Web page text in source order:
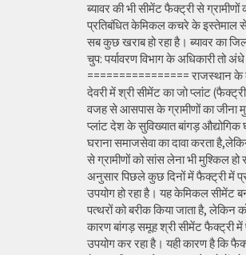
ब्यावर की भी सीमेंट फैक्ट्री से
प्रतिबंधित केमिकल कचरे के इस्तेमाल से
सब कुछ खराब हो रहा है। ब्यावर का
चुप: पर्यावरण विभाग के अधिकारी तो
================ राजस्थान के
देवरी में श्री सीमेंट का जो प्लांट
वजह से आसपास के ग्रामीणों का जीना
प्लांट देश के सुविख्यात बांगड़ औद्योगिक
घराना समाजसेवा का दावा करता
से ग्रामीणों को सांस लेना भी मुश्किल हो
अनुसार पिछले कुछ दिनों में फैक्ट्री में
उपयोग हो रहा है। यह केमिकल सीमेंट
पत्थरों को बरीक किया जाता है,
कारण बांगड़ समूह श्री सीमेंट फैक्ट्री
उपयोग कर रहा है। यही कारण है कि